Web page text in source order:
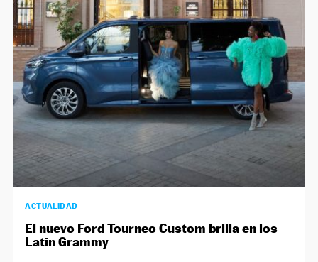
ACTUALIDAD
El nuevo Ford Tourneo Custom brilla en los
Latin Grammy